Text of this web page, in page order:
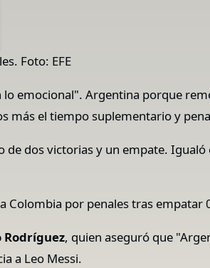
Foto: EFE
lo emocional". Argentina porque
más el tiempo suplementario y
de dos victorias y un empate. Igualó
Colombia por penales tras empatar
Rodríguez, quien aseguró que
a Leo Messi.